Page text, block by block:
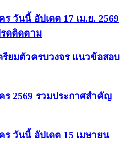
วันนี้ อัปเดต 17 เม.ย. 2569
ดติดตาม
รียมตัวครบวงจร แนวข้อสอบ
ร 2569 รวมประกาศสำคัญ
ร วันนี้ อัปเดต 15 เมษายน